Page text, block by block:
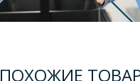
ПОХОЖИЕ